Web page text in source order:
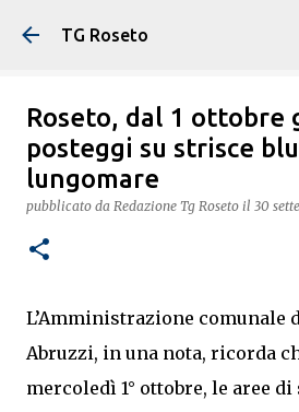
Passa ai contenuti
TG Roseto
Roseto, dal 1 ottobre
posteggi su strisce
lungomare
pubblicato da Redazione Tg Roseto il 30
L’Amministrazione comunale
Abruzzi, in una nota, ricorda
mercoledì 1° ottobre, le aree